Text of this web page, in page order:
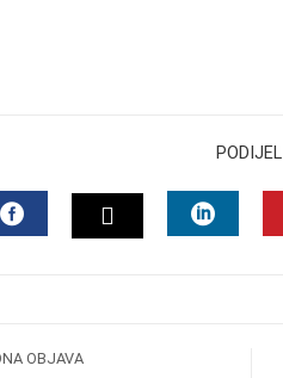
PODIJELI
OBJAVA